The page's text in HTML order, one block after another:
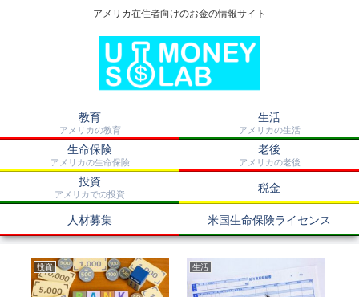
アメリカ在住者向けのお金の情報サイト
教育
アメリカの教育
生活
アメリカの生活
生命保険
アメリカの生命保険
老後
アメリカの老後
投資
アメリカでの投資 税金
人材募集 米国生命保険ライセンス
投資 生活